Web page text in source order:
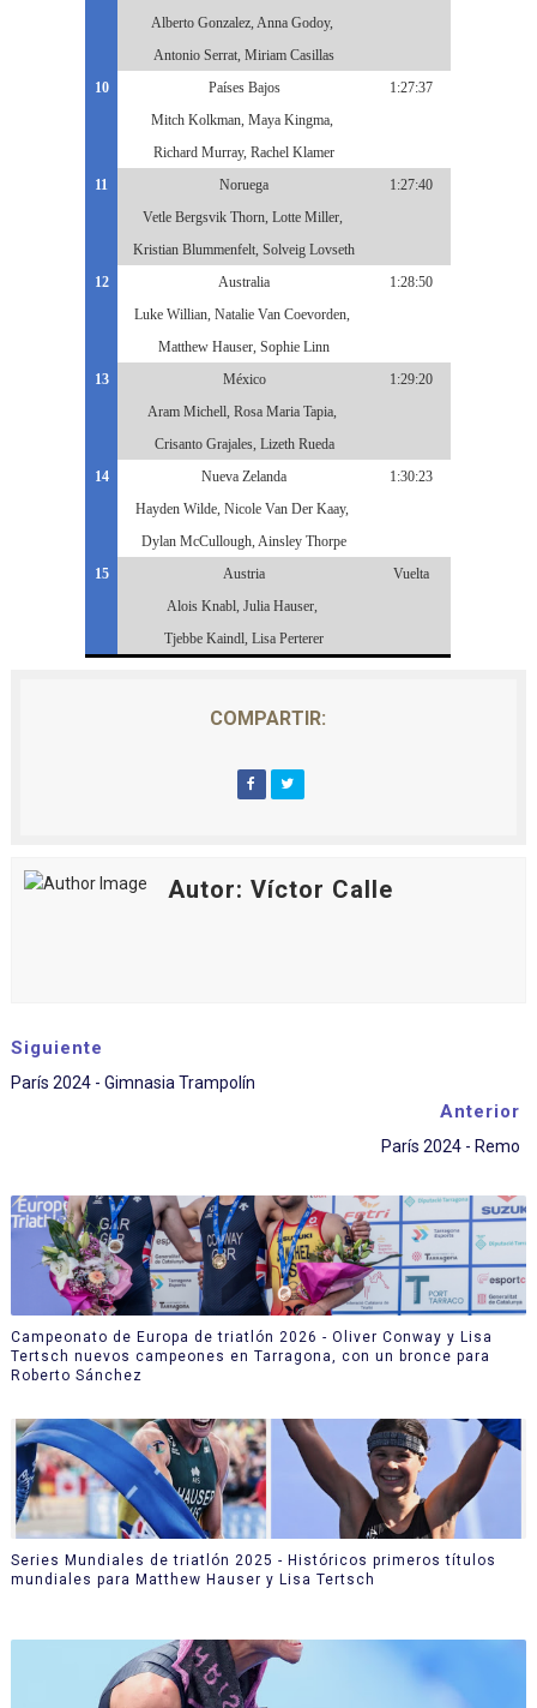
Alberto Gonzalez, Anna Godoy,
Antonio Serrat, Miriam Casillas
10
Países Bajos
Mitch Kolkman, Maya Kingma,
Richard Murray, Rachel Klamer
1:27:37
11
Noruega
Vetle Bergsvik Thorn, Lotte Miller,
Kristian Blummenfelt, Solveig Lovseth
1:27:40
12
Australia
Luke Willian, Natalie Van Coevorden,
Matthew Hauser, Sophie Linn
1:28:50
13
México
Aram Michell, Rosa Maria Tapia,
Crisanto Grajales, Lizeth Rueda
1:29:20
14
Nueva Zelanda
Hayden Wilde, Nicole Van Der Kaay,
Dylan McCullough, Ainsley Thorpe
1:30:23
15
Austria
Alois Knabl, Julia Hauser,
Tjebbe Kaindl, Lisa Perterer
Vuelta
COMPARTIR:
Autor: Víctor Calle
Siguiente
París 2024 - Gimnasia Trampolín
Anterior
París 2024 - Remo
Campeonato de Europa de triatlón 2026 - Oliver Conway y Lisa
Tertsch nuevos campeones en Tarragona, con un bronce para
Roberto Sánchez
Series Mundiales de triatlón 2025 - Históricos primeros títulos
mundiales para Matthew Hauser y Lisa Tertsch